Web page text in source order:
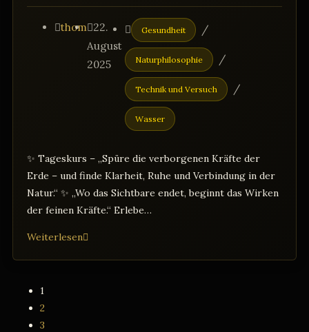
aufspüren
und
harmonisieren“
Beitrags-
thomBeitrag
veröffentlicht:
22.
August
2025
Beitrags-
Kategorie:
Gesundheit /
Naturphilosophie /
Technik und Versuch /
Wasser
✨ Tageskurs – „Spüre die verborgenen Kräfte der
Erde – und finde Klarheit, Ruhe und Verbindung in der
Natur.“ ✨ „Wo das Sichtbare endet, beginnt das Wirken
der feinen Kräfte.“ Erlebe…
WeiterlesenWünschelrutengehen
1
2
3